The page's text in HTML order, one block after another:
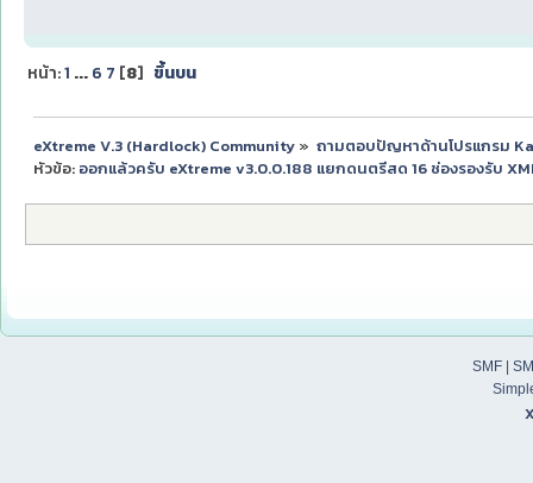
หน้า:1 ... 6 7 [8] ขึ้นบน
eXtreme V.3 (Hardlock) Community» ถามตอบปัญหาด้านโปรแกรม
หัวข้อ: ออกแล้วครับ eXtreme v3.0.0.188 แยกดนตรีสด 16 ช่องรองรับ
SMF|